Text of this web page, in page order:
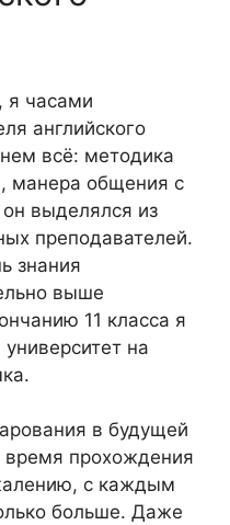
я часами
английского
всё: методика
манера общения с
выделялся из
преподавателей.
знания
выше
11 класса я
на
в будущей
время прохождения
с каждым
больше. Даже